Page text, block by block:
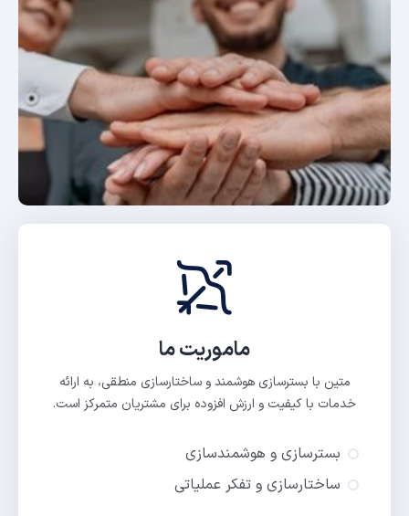
ماموریت ما
متین با بسترسازی هوشمند و ساختارسازی منطقی، به ارائه
خدمات با کیفیت و ارزش افزوده برای مشتریان متمرکز است.
بسترسازی و هوشمندسازی
ساختارسازی و تفکر عملیاتی